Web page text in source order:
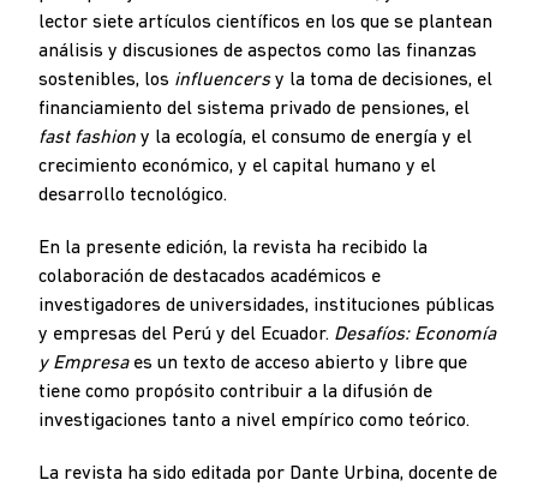
lector siete artículos científicos en los que se plantean
análisis y discusiones de aspectos como las finanzas
sostenibles, los influencersy la toma de decisiones, el
financiamiento del sistema privado de pensiones, el
fast fashion y la ecología, el consumo de energía y el
crecimiento económico, y el capital humano y el
desarrollo tecnológico.
En la presente edición, la revista ha recibido la
colaboración de destacados académicos e
investigadores de universidades, instituciones públicas
y empresas del Perú y del Ecuador. Desafíos: Economía
y Empresaes un texto de acceso abierto y libre que
tiene como propósito contribuir a la difusión de
investigaciones tanto a nivel empírico como teórico.
La revista ha sido editada por Dante Urbina, docente de